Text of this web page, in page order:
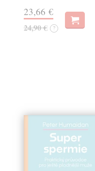
23,66 €
24,90 € ?